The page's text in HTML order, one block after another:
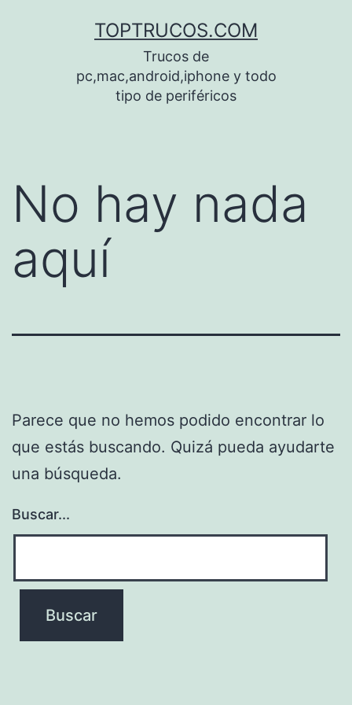
TOPTRUCOS.COM
Trucos de
pc,mac,android,iphone y todo
tipo de periféricos
No hay nada
aquí
Parece que no hemos podido encontrar lo
que estás buscando. Quizá pueda ayudarte
una búsqueda.
Buscar...